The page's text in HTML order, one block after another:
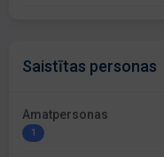
Saistītas personas
Amatpersonas
1